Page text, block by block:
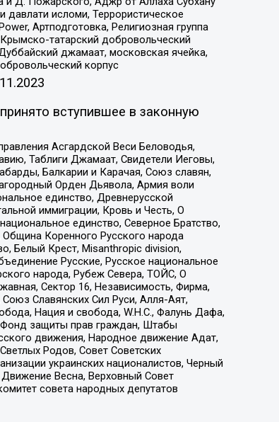
исломи, Террористическое
Артподготовка, Религиозная группа
татарский добровольческий
джамаат, московская ячейка,
корпус
вступившее в законную
Асгардской Веси Беловодья,
Таблиги Джамаат, Свидетели Иеговы,
Балкарии и Карачая, Союз славян,
Орден Дьявола, Армия воли
единство, Древнерусской
иммиграции, Кровь и Честь, О
единство, Северное Братство,
Коренного Русского народа
Белый Крест, Misanthropic division,
Русские, Русское национальное
народа, Рубеж Севера, ТОЙС, О
Сектор 16, Независимость, Фирма,
Славянских Сил Руси, Алля-Аят,
Нация и свобода, W.H.С., Фалунь Дафа,
защиты прав граждан, Штабы
движения, Народное движение Адат,
Родов, Совет Советских
украинских националистов, Черный
Весна, Верховный Совет
совета народных депутатов